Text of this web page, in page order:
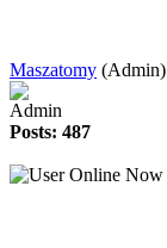
Maszatomy (Admin)
Admin
Posts: 487